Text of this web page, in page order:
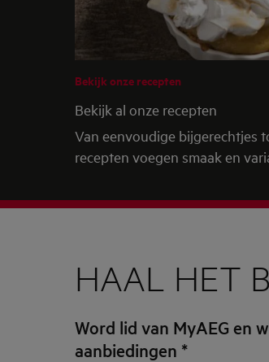
Bekijk onze recepten
Bekijk al onze recepten
Van eenvoudige bijgerechtjes
recepten voegen smaak en
HAAL HET
Word lid van MyAEG en
aanbiedingen *